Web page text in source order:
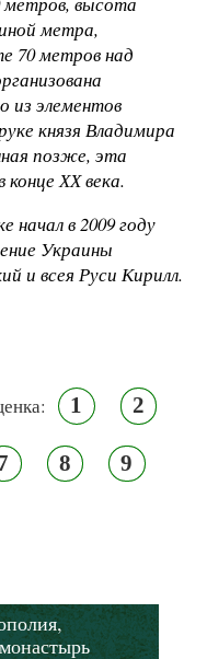
метра,
70 метров над
из элементов
князя Владимира
позже, эта
конце ХХ века.
начал в 2009 году
Украины
и всея Руси Кирилл.
1 2
8 9